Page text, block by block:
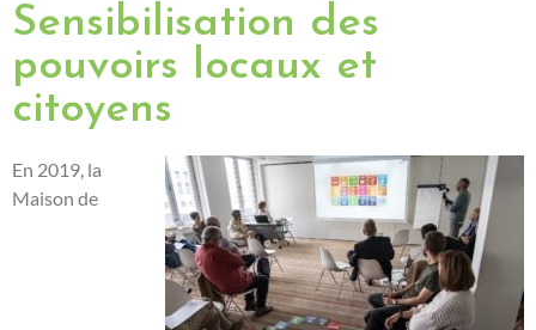
Sensibilisation des
pouvoirs locaux et
citoyens
En 2019, la
Maison de